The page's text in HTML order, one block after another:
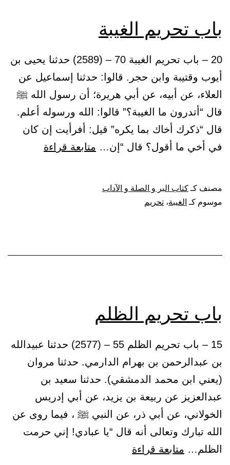
باب تحريم الغيبة
20 – باب تحريم الغيبة 70 – (2589) حدثنا يحيى بن
أيوب وقتيبة وابن حجر. قالوا: حدثنا إسماعيل عن
العلاء، عن أبيه، عن أبي هريرة؛ أن رسول الله ﷺ
قال “أتدرون ما الغيبة؟” قالوا: الله ورسوله أعلم.
قال “ذكرك أخاك بما يكره” قيل: أفرأيت إن كان
في أخي ما أقول؟ قال “إن… متابعة قراءة
مصنف كـ كتاب البر و الصلة و الآداب
موسوم كـ الغيبة، تحريم
باب تحريم الظلم
15 – باب تحريم الظلم 55 – (2577) حدثنا عبيدالله
بن عبدالرحمن بن بهرام الدارمي. حدثنا مروان
(يعني ابن محمد الدمشقي). حدثنا سعيد بن
عبدالعزيز عن ربيعة بن يزيد، عن أبي إدريس
الخولاني، عن أبي ذر، عن النبي ﷺ ، فيما روى عن
الله تبارك وتعالى أنه قال “يا عبادي! إني حرمت
الظلم… متابعة قراءة